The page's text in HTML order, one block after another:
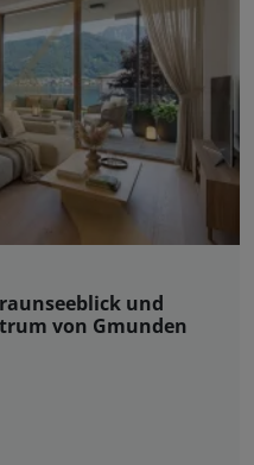
und
von Gmunden